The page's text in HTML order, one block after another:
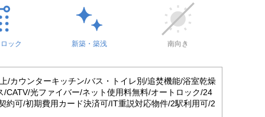
ック 新築・築浅 南向き
/カウンターキッチン/バス・トイレ別/追焚機能/浴室乾燥
光ファイバー/ネット使用料無料/オートロック/24
可/初期費用カード決済可/IT重説対応物件/2駅利用可/2